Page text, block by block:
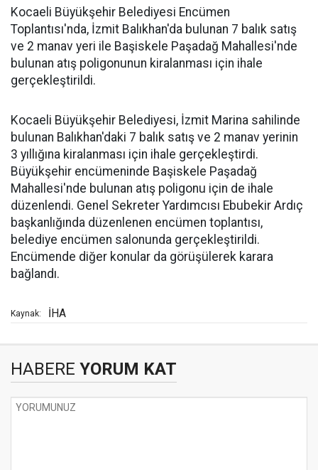
Kocaeli Büyükşehir Belediyesi Encümen
Toplantısı'nda, İzmit Balıkhan'da bulunan 7 balık satış
ve 2 manav yeri ile Başiskele Paşadağ Mahallesi'nde
bulunan atış poligonunun kiralanması için ihale
gerçekleştirildi.
Kocaeli Büyükşehir Belediyesi, İzmit Marina sahilinde
bulunan Balıkhan'daki 7 balık satış ve 2 manav yerinin
3 yıllığına kiralanması için ihale gerçekleştirdi.
Büyükşehir encümeninde Başiskele Paşadağ
Mahallesi'nde bulunan atış poligonu için de ihale
düzenlendi. Genel Sekreter Yardımcısı Ebubekir Ardıç
başkanlığında düzenlenen encümen toplantısı,
belediye encümen salonunda gerçekleştirildi.
Encümende diğer konular da görüşülerek karara
bağlandı.
Kaynak: İHA
HABERE YORUM KAT